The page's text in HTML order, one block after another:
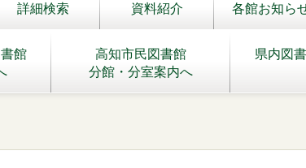
詳細検索 資料紹介 各館お知ら
館
高知市民図書館
分館・分室案内へ
県内図